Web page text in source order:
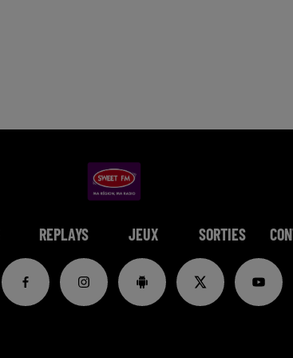
REPLAYS JEUX SORTIES